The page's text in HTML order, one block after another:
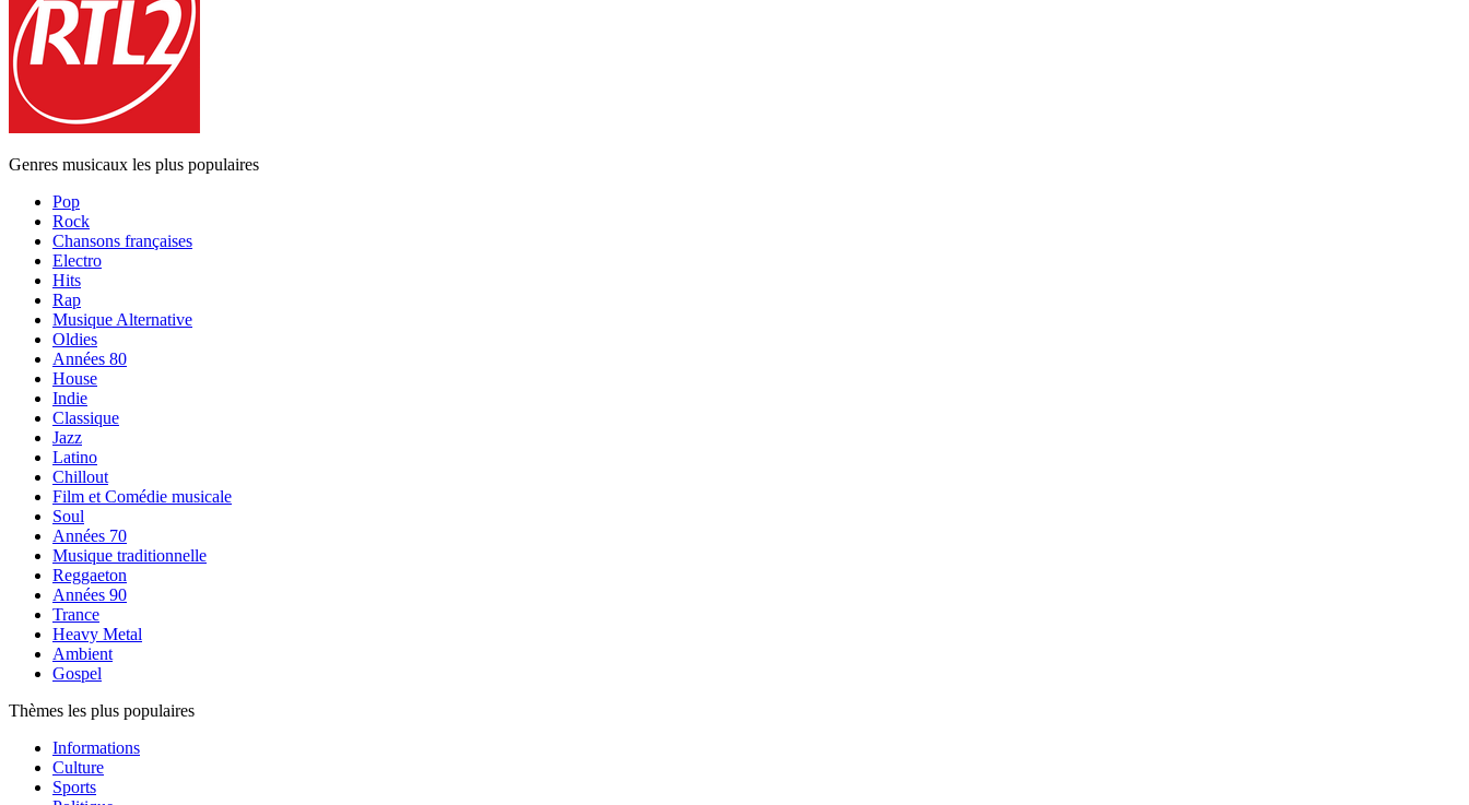
Genres musicaux les plus populaires
Pop
Rock
Chansons françaises
Electro
Hits
Rap
Musique Alternative
Oldies
Années 80
House
Indie
Classique
Jazz
Latino
Chillout
Film et Comédie musicale
Soul
Années 70
Musique traditionnelle
Reggaeton
Années 90
Trance
Heavy Metal
Ambient
Gospel
Thèmes les plus populaires
Informations
Culture
Sports